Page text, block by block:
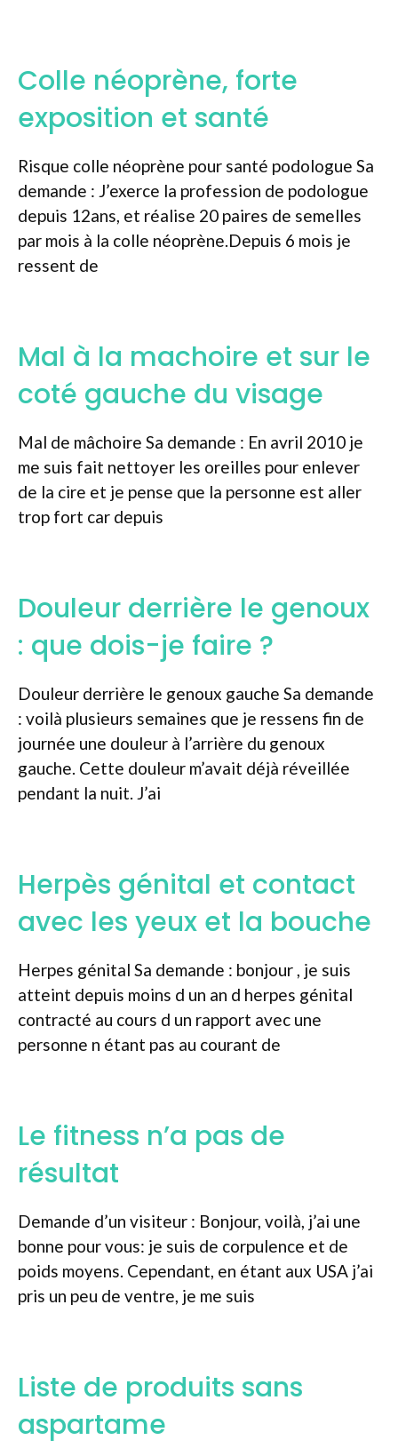
Colle néoprène, forte
exposition et santé
Risque colle néoprène pour santé podologue Sa
demande : J’exerce la profession de podologue
depuis 12ans, et réalise 20 paires de semelles
par mois à la colle néoprène.Depuis 6 mois je
ressent de
Mal à la machoire et sur le
coté gauche du visage
Mal de mâchoire Sa demande : En avril 2010 je
me suis fait nettoyer les oreilles pour enlever
de la cire et je pense que la personne est aller
trop fort car depuis
Douleur derrière le genoux
: que dois-je faire ?
Douleur derrière le genoux gauche Sa demande
: voilà plusieurs semaines que je ressens fin de
journée une douleur à l’arrière du genoux
gauche. Cette douleur m’avait déjà réveillée
pendant la nuit. J’ai
Herpès génital et contact
avec les yeux et la bouche
Herpes génital Sa demande : bonjour , je suis
atteint depuis moins d un an d herpes génital
contracté au cours d un rapport avec une
personne n étant pas au courant de
Le fitness n’a pas de
résultat
Demande d’un visiteur : Bonjour, voilà, j’ai une
bonne pour vous: je suis de corpulence et de
poids moyens. Cependant, en étant aux USA j’ai
pris un peu de ventre, je me suis
Liste de produits sans
aspartame